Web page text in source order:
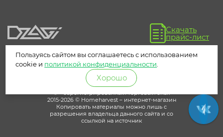
Скачать
прайс-лист
® – зарегистрированный торговый знак
2015-2026 © Homeharvest – интернет-магазин
Копировать материалы можно лишь с
разрешения владельца данного сайта и со
ссылкой на источник
Пользуясь сайтом вы соглашаетесь с использованием
cookie и политикой конфиденциальности
Хорошо